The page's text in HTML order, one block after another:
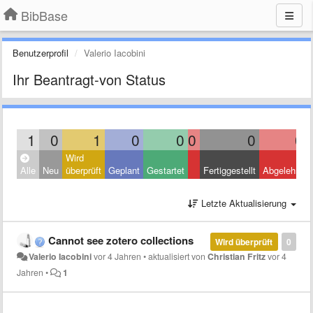
BibBase
Benutzerprofil Valerio Iacobini
Ihr Beantragt-von Status
1 0 1 0 0 0 0 0
Alle Neu
Wird
überprüft Geplant Gestartet Fertiggestellt Abgelehnt
Letzte Aktualisierung
0
Wird überprüft
Cannot see zotero collections
Valerio Iacobinivor 4 Jahren •aktualisiert vonChristian Fritzvor 4
Jahren • 1